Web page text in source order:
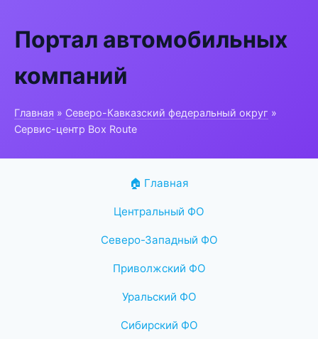
Портал автомобильных
компаний
Главная » Северо-Кавказский федеральный округ »
Сервис-центр Box Route
🏠 Главная
Центральный ФО
Северо-Западный ФО
Приволжский ФО
Уральский ФО
Сибирский ФО